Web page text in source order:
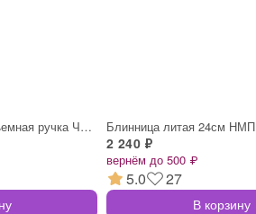
Сотейник литой 26см съемная ручка Черный Блинница литая 24см НМП
2 240 ₽
вернём до 500 ₽
5.0 27
В корзину